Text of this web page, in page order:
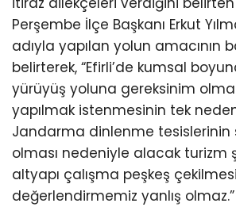
Perşembe İlçe Başkanı Erkut
adıyla yapılan yolun amacının
belirterek, “Efirli’de kumsal
yürüyüş yoluna gereksinim
yapılmak istenmesinin tek
Jandarma dinlenme tesislerinin
olması nedeniyle alacak turizm
altyapı çalışma peşkeş
değerlendirmemiz yanlış